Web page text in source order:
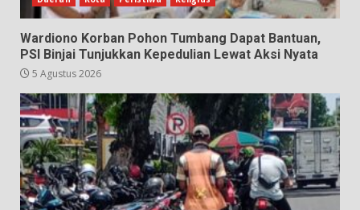
Wardiono Korban Pohon Tumbang Dapat Bantuan,
PSI Binjai Tunjukkan Kepedulian Lewat Aksi Nyata
5 Agustus 2026